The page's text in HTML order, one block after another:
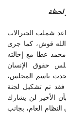
لحظة
شملت الجنرالات
قوش، كما جرى
عطا مع إحالته
حقوق الإنسان
باسم المجلس،
تم تشكيل لجنة
الأخير لن يشارك
النظام العام، بجانب